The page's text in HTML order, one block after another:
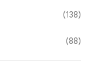
(138)
(88)